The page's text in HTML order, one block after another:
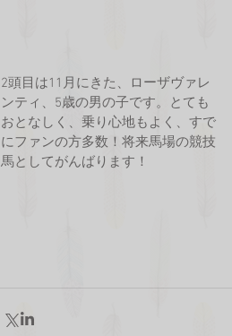
2頭目は11月にきた、ローザヴァレ
ンティ、5歳の男の子です。とても
おとなしく、乗り心地もよく、すで
にファンの方多数！将来馬場の競技
馬としてがんばります！